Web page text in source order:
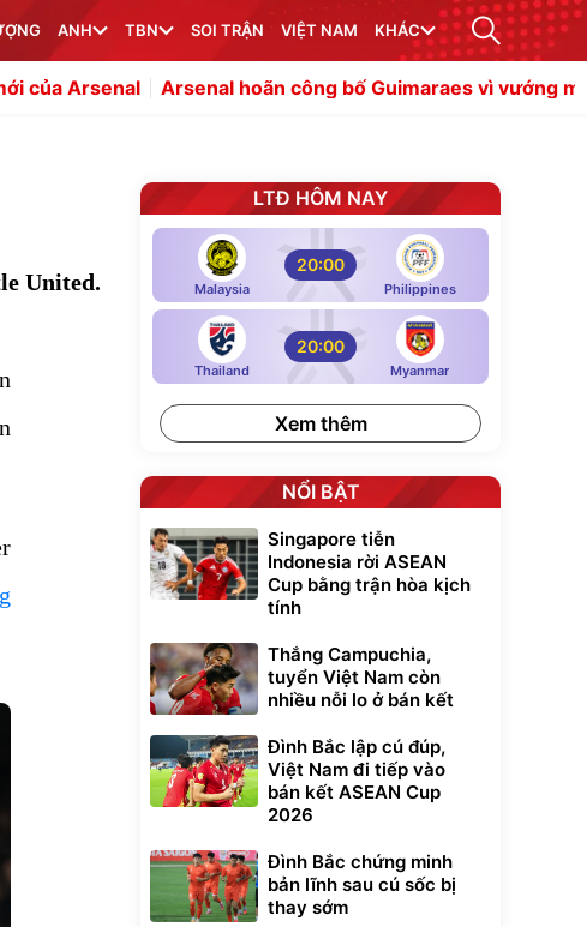
ANH TBN SOI TRẬN VIỆT NAM KHÁC
Arsenal hoãn công bố Guimaraes vì vướng mắc giấy tờ
United.
LTĐ HÔM NAY
Malaysia
20:00
Philippines
Thailand
20:00
Myanmar
Xem thêm
NỔI BẬT
Singapore tiễn
Indonesia rời ASEAN
Cup bằng trận hòa kịch
tính
Thắng Campuchia,
tuyển Việt Nam còn
nhiều nỗi lo ở bán kết
Đình Bắc lập cú đúp,
Việt Nam đi tiếp vào
bán kết ASEAN Cup
2026
Đình Bắc chứng minh
bản lĩnh sau cú sốc bị
thay sớm